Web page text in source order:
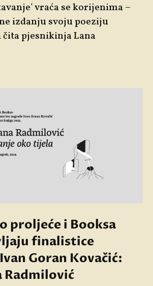
vraća se korijenima –
izdanju svoju poeziju
čita pjesnikinjaLana
proljeće i Booksa
finalistice
Goran Kovačić:
Radmilović